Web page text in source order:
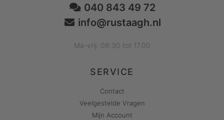
040 843 49 72
info@rustaagh.nl
Ma-vrij: 08:30 tot 17.00
SERVICE
Contact
Veelgestelde Vragen
Mijn Account